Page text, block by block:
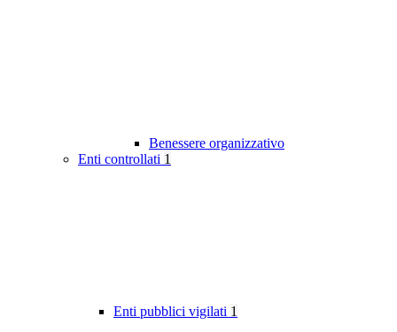
Benessere organizzativo
Enti controllati 1
Enti pubblici vigilati 1